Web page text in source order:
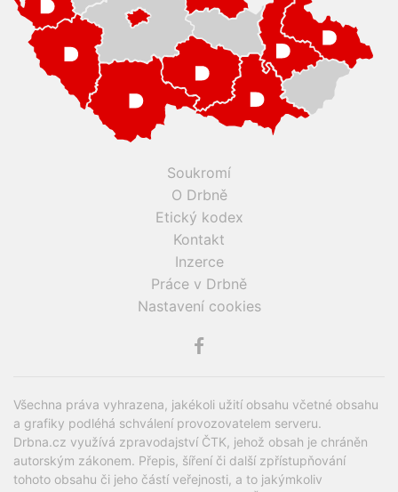
Soukromí
O Drbně
Etický kodex
Kontakt
Inzerce
Práce v Drbně
Nastavení cookies
Všechna práva vyhrazena, jakékoli užití obsahu včetné obsahu
a grafiky podléhá schválení provozovatelem serveru.
Drbna.cz využívá zpravodajství ČTK, jehož obsah je chráněn
autorským zákonem. Přepis, šíření či další zpřístupňování
tohoto obsahu či jeho částí veřejnosti, a to jakýmkoliv